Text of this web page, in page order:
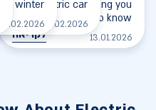
range - everything you
need to know
13.01.2026 לקריאה
electric car
10.02.2026
winter?